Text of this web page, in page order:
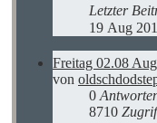
Letzter
19 Aug
Freitag 02.08
von
0
8710